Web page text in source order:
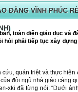
ĐẲNG VĨNH PHÚC
toàn diện giáo dục và
hỏi phải tiếp tục xây
quán triệt và thực
đội ngũ nhà giáo càng
xki đã từng nói: “Dưới